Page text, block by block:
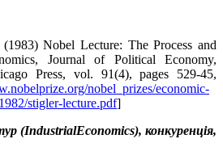
Nobel Lecture: The Process and
Journal of Political Economy,
Press, vol. 91(4), pages 529-45,
nobel_prizes/economic-
stigler-lecture.pdf]
(IndustrialEconomics), конкуренція,